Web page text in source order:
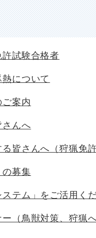
試験合格者
について
案内
さんへ
皆さんへ（狩猟免
の募集
テム」をご活用く
（鳥獣対策、狩猟